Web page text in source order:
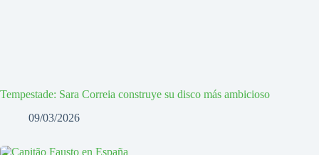
Tempestade: Sara Correia construye su disco más ambicioso
09/03/2026